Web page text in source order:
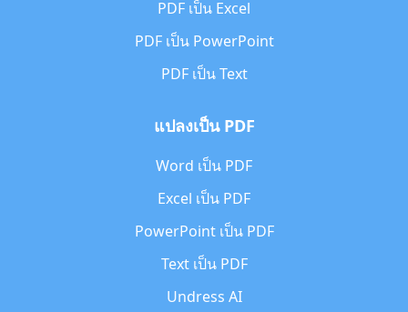
PDF เป็น Excel
PDF เป็น PowerPoint
PDF เป็น Text
แปลงเป็น PDF
Word เป็น PDF
Excel เป็น PDF
PowerPoint เป็น PDF
Text เป็น PDF
Undress AI